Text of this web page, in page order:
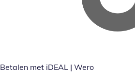
Betalen met iDEAL | Wero